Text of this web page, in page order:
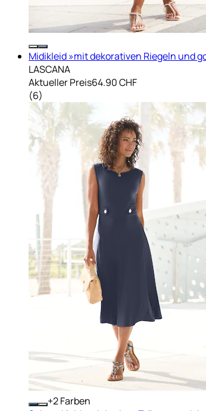
Midikleid »mit dekorativen Riegeln und
LASCANA
Aktueller Preis64.90 CHF
(6)
+ Farben